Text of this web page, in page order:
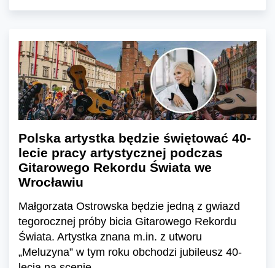
Polska artystka będzie świętować 40-
lecie pracy artystycznej podczas
Gitarowego Rekordu Świata we
Wrocławiu
Małgorzata Ostrowska będzie jedną z gwiazd
tegorocznej próby bicia Gitarowego Rekordu
Świata. Artystka znana m.in. z utworu
„Meluzyna” w tym roku obchodzi jubileusz 40-